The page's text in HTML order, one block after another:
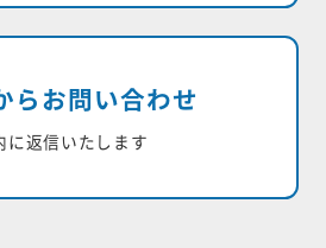
らお問い合わせ
に返信いたします